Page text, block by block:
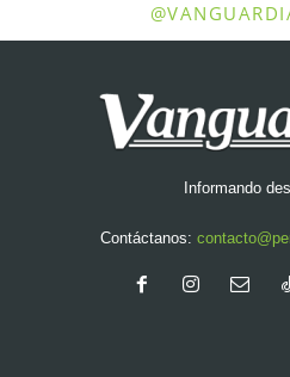
Informando
Contáctanos: